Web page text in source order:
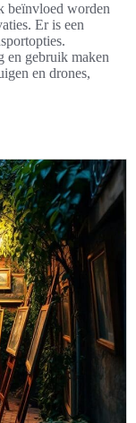
beïnvloed worden
Er is een
en gebruik maken
en drones,